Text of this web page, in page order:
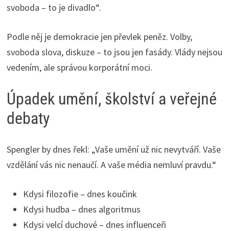
svoboda – to je divadlo“.
Podle něj je demokracie jen převlek peněz. Volby,
svoboda slova, diskuze – to jsou jen fasády. Vlády nejsou
vedením, ale správou korporátní moci.
Úpadek umění, školství a veřejné
debaty
Spengler by dnes řekl: „Vaše umění už nic nevytváří. Vaše
vzdělání vás nic nenaučí. A vaše média nemluví pravdu.“
Kdysi filozofie – dnes koučink
Kdysi hudba – dnes algoritmus
Kdysi velcí duchové – dnes influenceři